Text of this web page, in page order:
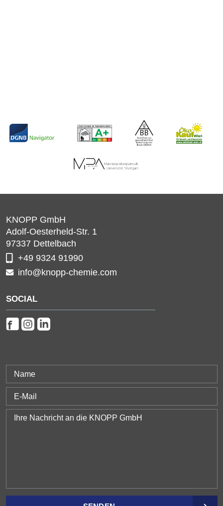
KNOPP GmbH
Adolf-Oesterheld-Str. 1
97337 Dettelbach
+49 9324 91990
info@knopp-chemie.com
SOCIAL